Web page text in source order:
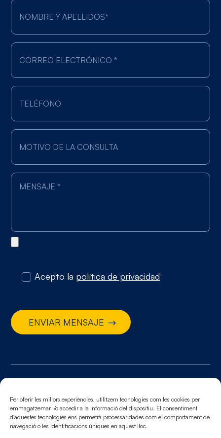
Per oferir les millors experiències, utilitzem tecnologies com les cookies per
emmagatzemar i/o accedir a la informació del dispositiu. El consentiment
d'aquestes tecnologies ens permetrà processar dades com el comportament de
navegació o les identificacions úniques en aquest lloc.
Acepto la política de privacidad
ENVIAR MENSAJE
Aviso legal. Política de cookies. Política de
privacidad